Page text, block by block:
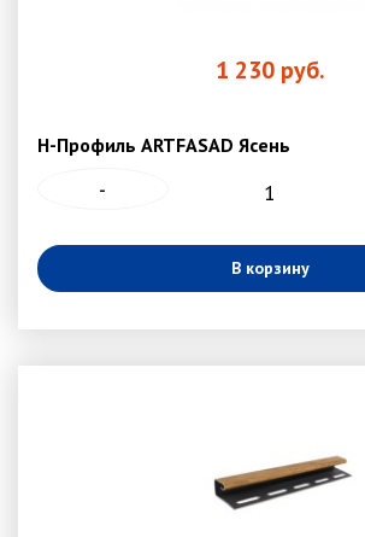
1 230руб.
Н-Профиль ARTFASAD Ясень
-
В корзину